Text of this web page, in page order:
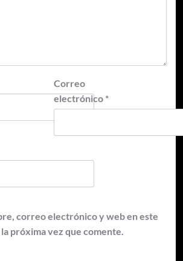
Correo
electrónico *
correo electrónico y web en este
próxima vez que comente.